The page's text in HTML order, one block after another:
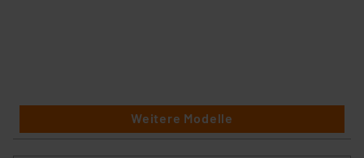
Weitere Modelle